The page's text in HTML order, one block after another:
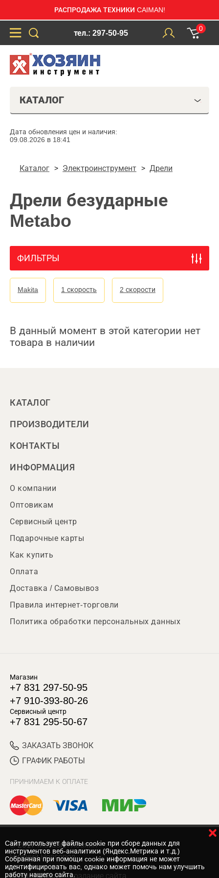
РАСПРОДАЖА ТЕХНИКИ CAIMAN!
тел.: 297-50-95
0
КАТАЛОГ
Дата обновления цен и наличия:
09.08.2026 в 18:41
Каталог Электроинструмент Дрели
Дрели безударные
Metabo
ФИЛЬТРЫ
Makita 1 скорость 2 скорости
В данный момент в этой категории нет
товара в наличии
КАТАЛОГ
ПРОИЗВОДИТЕЛИ
КОНТАКТЫ
ИНФОРМАЦИЯ
О компании
Оптовикам
Сервисный центр
Подарочные карты
Как купить
Оплата
Доставка / Самовывоз
Правила интернет-торговли
Политика обработки персональных данных
Магазин
+7 831 297-50-95
+7 910-393-80-26
Сервисный центр
+7 831 295-50-67
ЗАКАЗАТЬ ЗВОНОК
ГРАФИК РАБОТЫ
ПРИНИМАЕМ К ОПЛАТЕ
© 2017 Магазин Хозяин
Нижний Новгород
Вебмеханика— создание сайта
Cайт использует файлы cookie при сборе данных для
инструментов веб-аналитики (Яндекс.Метрика и т.д.)
Собранная при помощи cookie информация не может
идентифицировать вас, однако может помочь нам улучшить
работу нашего сайта.